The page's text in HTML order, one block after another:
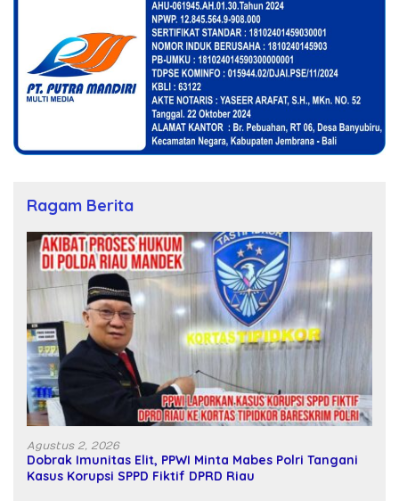
Ragam Berita
Agustus 2, 2026
Dobrak Imunitas Elit, PPWI Minta Mabes Polri Tangani
Kasus Korupsi SPPD Fiktif DPRD Riau